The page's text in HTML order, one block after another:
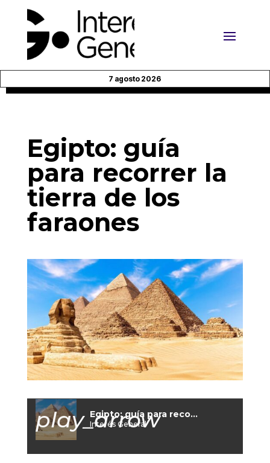
7 agosto 2026
Egipto: guía
para recorrer la
tierra de los
faraones
play_arrow Egipto: guía para recorrer la tierra de los faraones
Interés General